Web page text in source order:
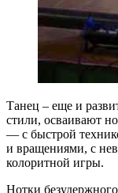
Танец – еще и
стили, осваивают
— с быстрой
и вращениями, с
колоритной игры.
Нотки